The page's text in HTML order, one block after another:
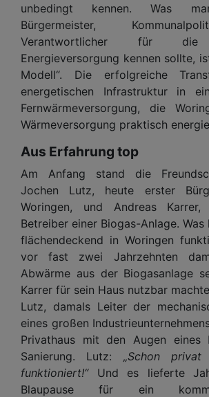
unbedingt kennen. Was
Bürgermeister,
Verantwortlicher für die
Energieversorgung kennen sollte,
Modell“. Die erfolgreiche
energetischen Infrastruktur in
Fernwärmeversorgung, die
Wärmeversorgung praktisch
Aus Erfahrung top
Am Anfang stand die
Jochen Lutz, heute erster
Woringen, und Andreas
Betreiber einer Biogas-Anlage.
flächendeckend in Woringen
vor fast zwei Jahrzehnten
Abwärme aus der Biogasanlage
Karrer für sein Haus nutzbar
Lutz, damals Leiter der
eines großen
Privathaus mit den Augen eines
Sanierung. Lutz: „Schon
funktioniert!“Und es lieferte
Blaupause für ein